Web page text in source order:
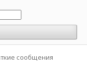
сообщения